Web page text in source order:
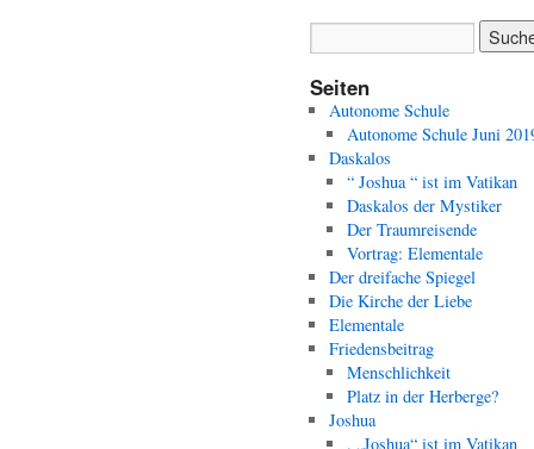
Seiten
Autonome Schule
Autonome Schule Juni
Daskalos
“ Joshua “ ist im Vatikan
Daskalos der Mystiker
Der Traumreisende
Vortrag: Elementale
Der dreifache Spiegel
Die Kirche der Liebe
Elementale
Friedensbeitrag
Menschlichkeit
Platz in der Herberge?
Joshua
. „Joshua“ ist im Vatikan